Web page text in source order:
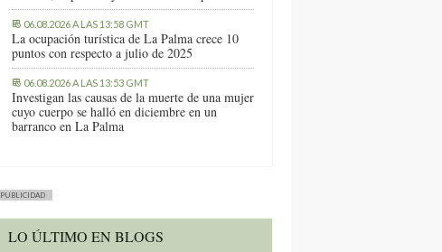
06.08.2026 A LAS 13:58 GMT
La ocupación turística de La Palma crece 10
puntos con respecto a julio de 2025
06.08.2026 A LAS 13:53 GMT
Investigan las causas de la muerte de una mujer
cuyo cuerpo se halló en diciembre en un
barranco en La Palma
PUBLICIDAD
LO ÚLTIMO EN BLOGS